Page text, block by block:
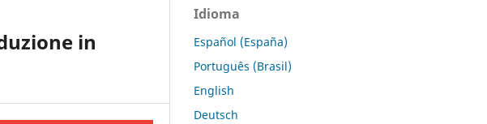
in
Idioma
Español (España)
Português (Brasil)
English
Deutsch